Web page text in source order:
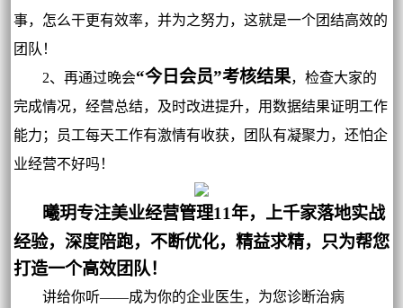
事，怎么干更有效率，并为之努力，这就是一个团结高效的
团队！
2、再通过晚会“今日会员”考核结果，检查大家的
完成情况，经营总结，及时改进提升，用数据结果证明工作
能力；员工每天工作有激情有收获，团队有凝聚力，还怕企
业经营不好吗！
曦玥专注美业经营管理11年，上千家落地实战
经验，深度陪跑，不断优化，精益求精，只为帮您
打造一个高效团队！
讲给你听——成为你的企业医生，为您诊断治病